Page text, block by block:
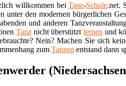
willkommen beiTanz-Schule.net.
unter den modernen bürgerlichen
und anderen
Tanznicht überstützt lernen und
Nein? Machen Sie sich
zum Tanzen entstand dann